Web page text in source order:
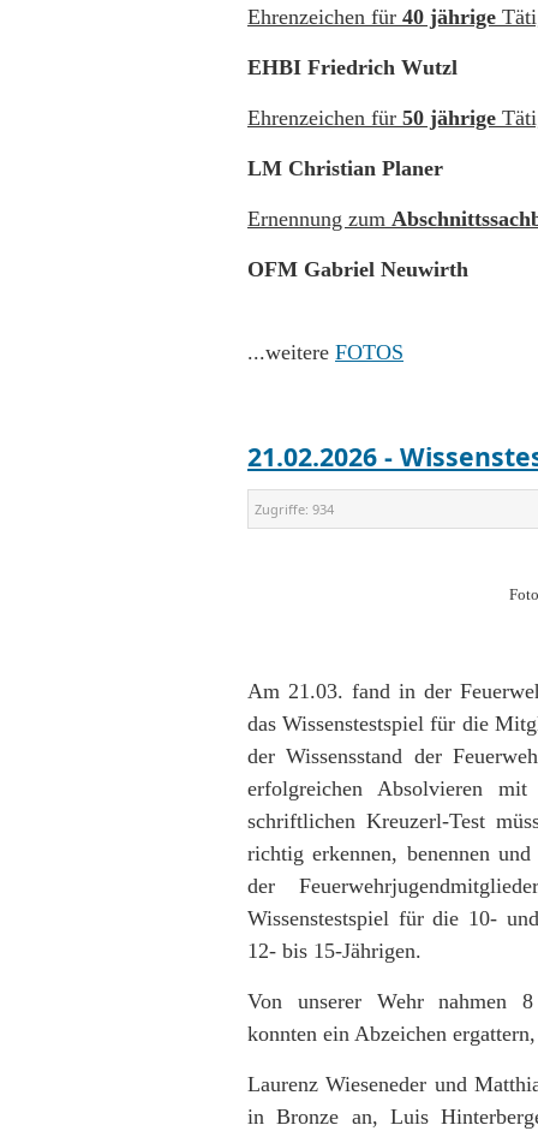
Ehrenzeichen für 40 jährige
EHBI Friedrich Wutzl
Ehrenzeichen für 50 jährige
LM Christian Planer
Ernennung zum
OFM Gabriel Neuwirth
...weitere FOTOS
21.02.2026 -
Zugriffe: 934
Am 21.03. fand in der
das Wissenstestspiel für die
der Wissensstand der
erfolgreichen Absolvieren
schriftlichen Kreuzerl-Test
richtig erkennen, benennen
der
Wissenstestspiel für die 10-
12- bis 15-Jährigen.
Von unserer Wehr nahmen
konnten ein Abzeichen
Laurenz Wieseneder und
in Bronze an, Luis